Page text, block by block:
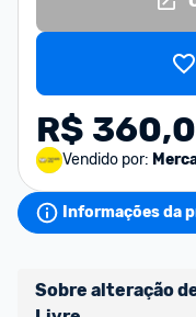
R$
Vendido por:
Informações da
Sobre alteração